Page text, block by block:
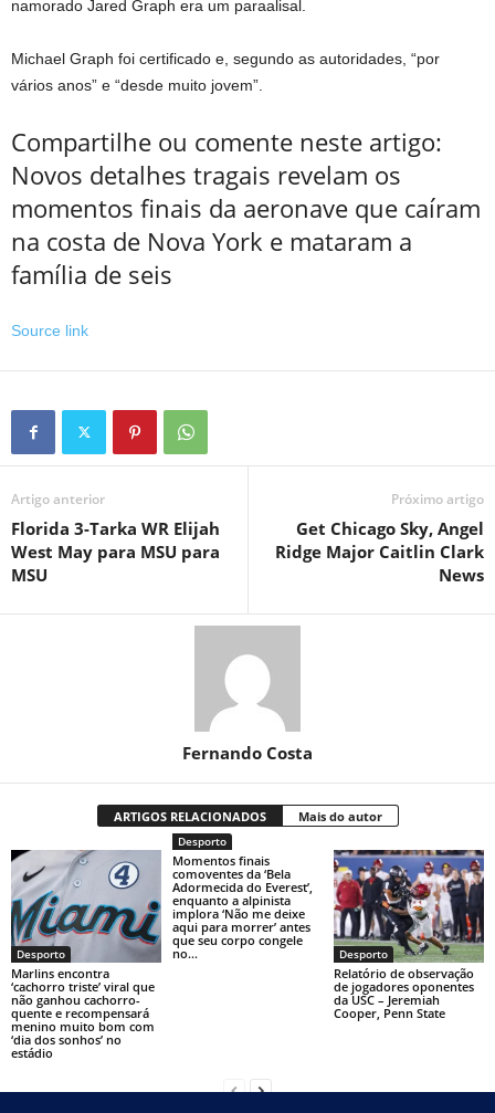
namorado Jared Graph era um paraalisal.
Michael Graph foi certificado e, segundo as autoridades, “por
vários anos” e “desde muito jovem”.
Compartilhe ou comente neste artigo:
Novos detalhes tragais revelam os
momentos finais da aeronave que caíram
na costa de Nova York e mataram a
família de seis
Source link
Artigo anterior
Florida 3-Tarka WR Elijah
West May para MSU para
MSU
Próximo artigo
Get Chicago Sky, Angel
Ridge Major Caitlin Clark
News
Fernando Costa
ARTIGOS RELACIONADOS Mais do autor
Desporto
Marlins encontra
‘cachorro triste’ viral que
não ganhou cachorro-
quente e recompensará
menino muito bom com
‘dia dos sonhos’ no
estádio
Desporto
Momentos finais
comoventes da ‘Bela
Adormecida do Everest’,
enquanto a alpinista
implora ‘Não me deixe
aqui para morrer’ antes
que seu corpo congele
no...
Desporto
Relatório de observação
de jogadores oponentes
da USC – Jeremiah
Cooper, Penn State